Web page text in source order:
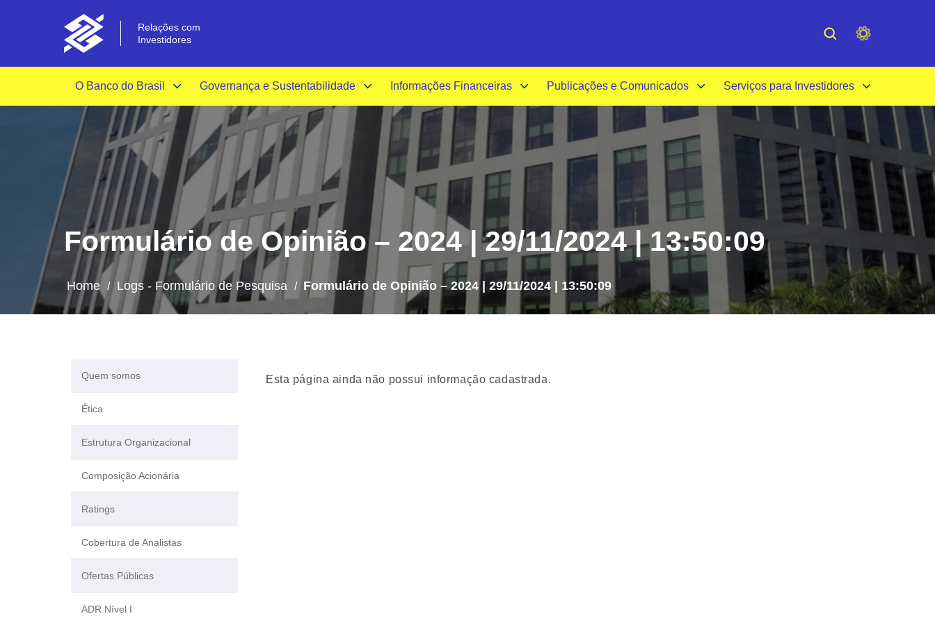
Relações com
Investidores
O Banco do Brasil Governança e Sustentabilidade Informações Financeiras Publicações e Comunicados Serviços para Investidores
Formulário de Opinião – 2024 | 29/11/2024 | 13:50:09
Home / Logs - Formulário de Pesquisa / Formulário de Opinião – 2024 | 29/11/2024 | 13:50:09
Quem somos
Ética
Estrutura Organizacional
Composição Acionária
Ratings
Cobertura de Analistas
Ofertas Públicas
ADR Nível I
Esta página ainda não possui informação cadastrada.